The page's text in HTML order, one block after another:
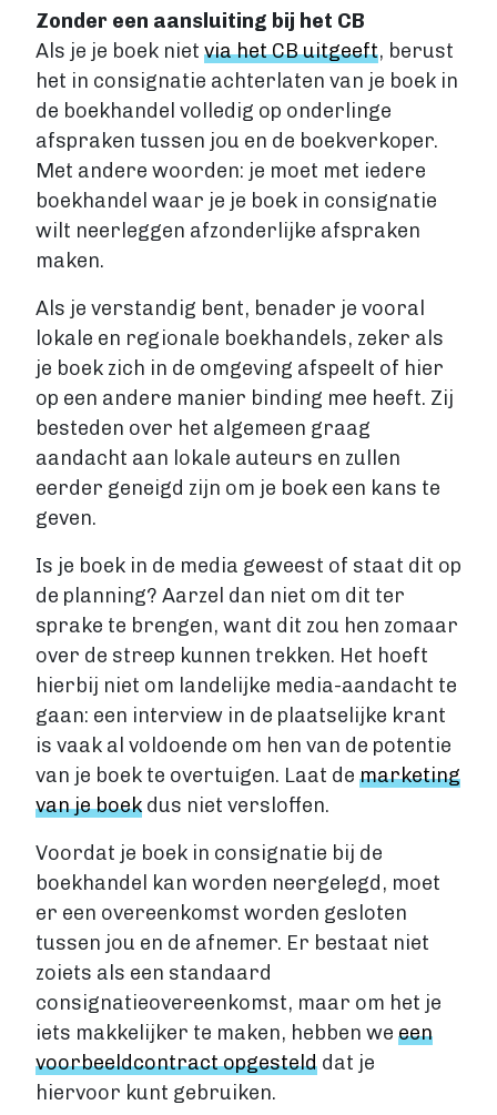
Zonder een aansluiting bij het CB
Als je je boek niet via het CB uitgeeft, berust
het in consignatie achterlaten van je boek in
de boekhandel volledig op onderlinge
afspraken tussen jou en de boekverkoper.
Met andere woorden: je moet met iedere
boekhandel waar je je boek in consignatie
wilt neerleggen afzonderlijke afspraken
maken.
Als je verstandig bent, benader je vooral
lokale en regionale boekhandels, zeker als
je boek zich in de omgeving afspeelt of hier
op een andere manier binding mee heeft. Zij
besteden over het algemeen graag
aandacht aan lokale auteurs en zullen
eerder geneigd zijn om je boek een kans te
geven.
Is je boek in de media geweest of staat dit op
de planning? Aarzel dan niet om dit ter
sprake te brengen, want dit zou hen zomaar
over de streep kunnen trekken. Het hoeft
hierbij niet om landelijke media-aandacht te
gaan: een interview in de plaatselijke krant
is vaak al voldoende om hen van de potentie
van je boek te overtuigen. Laat de marketing
van je boek dus niet versloffen.
Voordat je boek in consignatie bij de
boekhandel kan worden neergelegd, moet
er een overeenkomst worden gesloten
tussen jou en de afnemer. Er bestaat niet
zoiets als een standaard
consignatieovereenkomst, maar om het je
iets makkelijker te maken, hebben we een
voorbeeldcontract opgesteld dat je
hiervoor kunt gebruiken.